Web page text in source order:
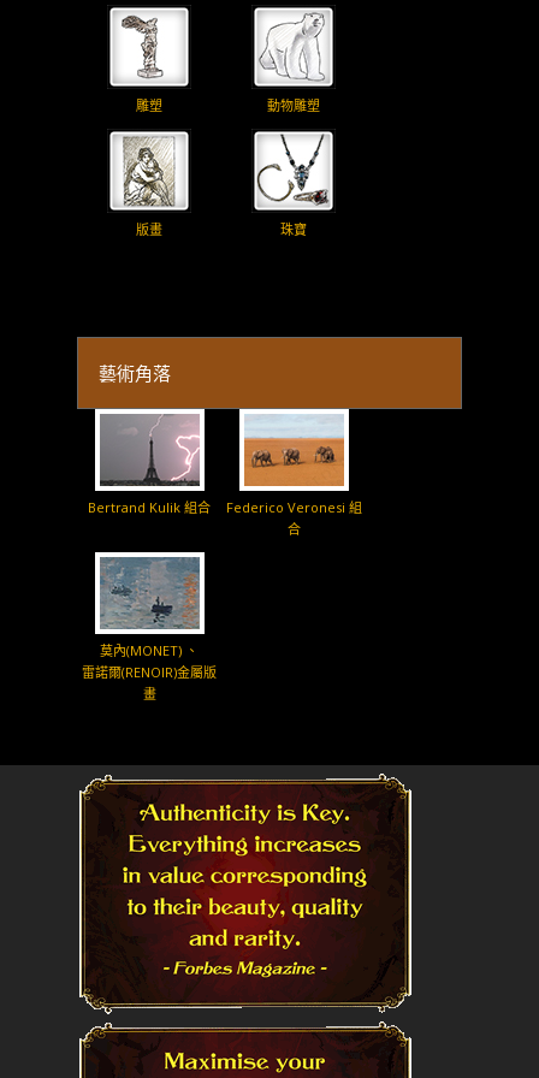
雕塑 動物雕塑
版畫 珠寶
藝術角落
Bertrand Kulik 組合
Federico Veronesi 組
合
莫內(MONET) 、
雷諾爾(RENOIR)金屬版
畫